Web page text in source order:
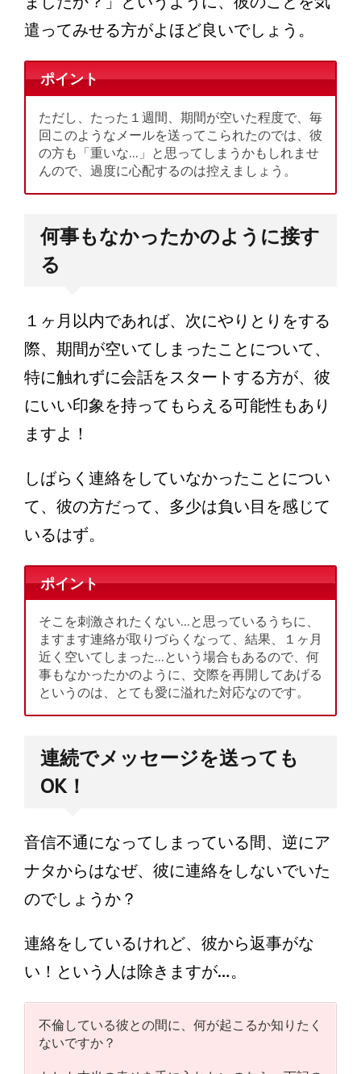
遣ってみせる方がよほど良いでしょう。
ポイント
ただし、たった１週間、期間が空いた程度で、毎
回このようなメールを送ってこられたのでは、彼
の方も「重いな…」と思ってしまうかもしれませ
んので、過度に心配するのは控えましょう。
何事もなかったかのように接す
る
１ヶ月以内であれば、次にやりとりをする
際、期間が空いてしまったことについて、
特に触れずに会話をスタートする方が、彼
にいい印象を持ってもらえる可能性もあり
ますよ！
しばらく連絡をしていなかったことについ
て、彼の方だって、多少は負い目を感じて
いるはず。
ポイント
そこを刺激されたくない…と思っているうちに、
ますます連絡が取りづらくなって、結果、１ヶ月
近く空いてしまった…という場合もあるので、何
事もなかったかのように、交際を再開してあげる
というのは、とても愛に溢れた対応なのです。
連続でメッセージを送っても
OK！
音信不通になってしまっている間、逆にア
ナタからはなぜ、彼に連絡をしないでいた
のでしょうか？
連絡をしているけれど、彼から返事がな
い！という人は除きますが…。
不倫している彼との間に、何が起こるか知りたく
ないですか？